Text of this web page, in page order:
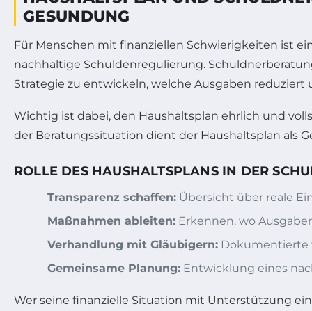
GESUNDUNG
Für Menschen mit finanziellen Schwierigkeiten ist
nachhaltige Schuldenregulierung.
Strategie zu entwickeln, welche Ausgaben
Wichtig ist dabei, den Haushaltsplan ehrlich und
der Beratungssituation dient der Haushaltsplan als
ROLLE DES HAUSHALTSPLANS IN DER
Transparenz schaffen: Übersicht über reale
Maßnahmen ableiten: Erkennen, wo
Verhandlung mit Gläubigern: Dokumentierte
Gemeinsame Planung: Entwicklung eines
Wer seine finanzielle Situation mit Unterstützung